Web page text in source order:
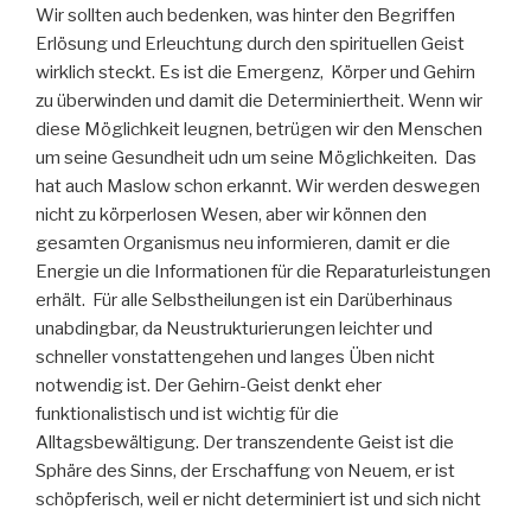
Wir sollten auch bedenken, was hinter den Begriffen
Erlösung und Erleuchtung durch den spirituellen Geist
wirklich steckt. Es ist die Emergenz, Körper und Gehirn
zu überwinden und damit die Determiniertheit. Wenn wir
diese Möglichkeit leugnen, betrügen wir den Menschen
um seine Gesundheit udn um seine Möglichkeiten. Das
hat auch Maslow schon erkannt. Wir werden deswegen
nicht zu körperlosen Wesen, aber wir können den
gesamten Organismus neu informieren, damit er die
Energie un die Informationen für die Reparaturleistungen
erhält. Für alle Selbstheilungen ist ein Darüberhinaus
unabdingbar, da Neustrukturierungen leichter und
schneller vonstattengehen und langes Üben nicht
notwendig ist. Der Gehirn-Geist denkt eher
funktionalistisch und ist wichtig für die
Alltagsbewältigung. Der transzendente Geist ist die
Sphäre des Sinns, der Erschaffung von Neuem, er ist
schöpferisch, weil er nicht determiniert ist und sich nicht